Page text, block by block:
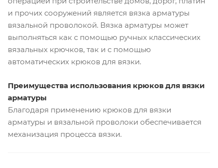
и прочих сооружений является вязка арматуры
вязальной проволокой. Вязка арматуры может
выполняться как с помощью ручных классических
вязальных крючков, так и с помощью
автоматических крюков для вязки.
Преимущества использования крюков для вязки
арматуры
Благодаря применению крюков для вязки
арматуры и вязальной проволоки обеспечивается
механизация процесса вязки.